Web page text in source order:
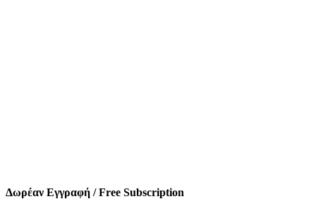
Δωρέαν Εγγραφή / Free Subscription